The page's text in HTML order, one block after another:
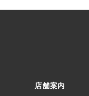
店舗案内